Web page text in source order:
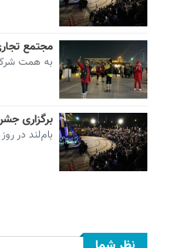
مجتمع
به همت
برگزاری
بام‌لند در روز پنج شنبه ۸ خرداد میزبان جشن بزرگی